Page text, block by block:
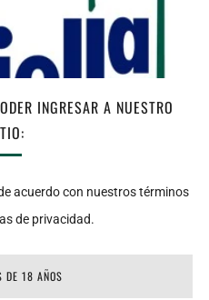
INGRESAR A NUESTRO
acuerdo con nuestros términos
de privacidad.
DE 18 AÑOS
AL CARRITO